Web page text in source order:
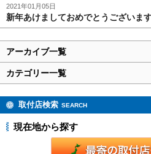
2021年01月05日
新年あけましておめでとうございま
アーカイブ一覧
カテゴリー一覧
取付店検索 SEARCH
現在地から探す